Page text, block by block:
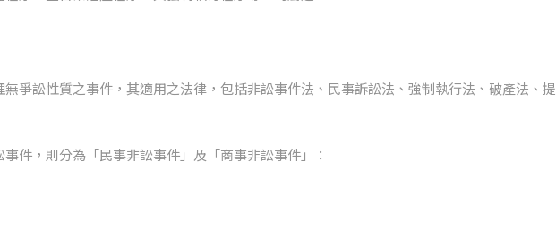
爭訟性質之事件，其適用之法律，包括非訟事件法、民事訴訟法、強制執行法、破產法、提
件，則分為「民事非訟事件」及「商事非訟事件」：